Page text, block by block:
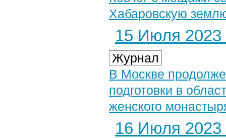
Хабаровскую
15 Июля 2023
Журнал
В Москве
подготовки в
женского
16 Июля 2023